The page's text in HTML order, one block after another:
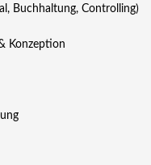
Buchhaltung, Controlling)
Konzeption